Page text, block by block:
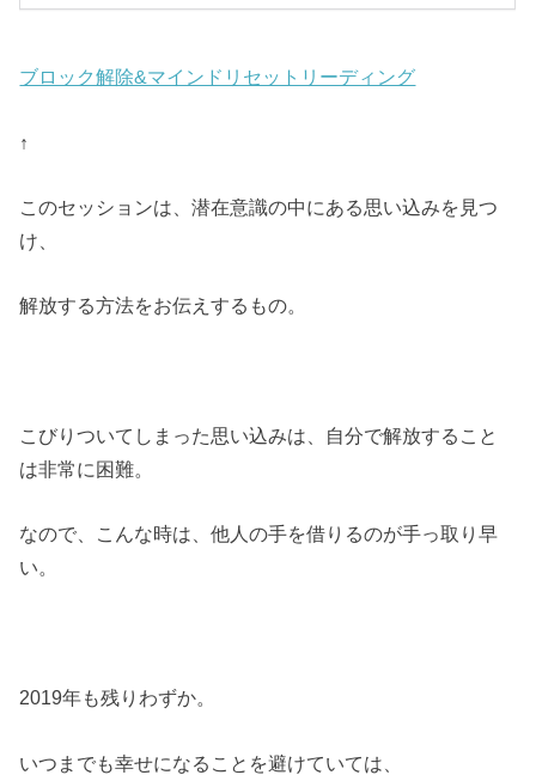
ブロック解除&マインドリセットリーディング
↑
このセッションは、潜在意識の中にある思い込みを見つ
け、
解放する方法をお伝えするもの。
こびりついてしまった思い込みは、自分で解放すること
は非常に困難。
なので、こんな時は、他人の手を借りるのが手っ取り早
い。
2019年も残りわずか。
いつまでも幸せになることを避けていては、